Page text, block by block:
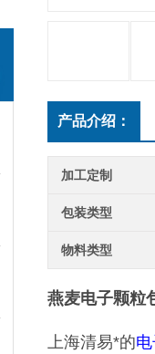
产品介绍：
加工定制
包装类型
物料类型
燕麦电子颗粒
上海清易*的